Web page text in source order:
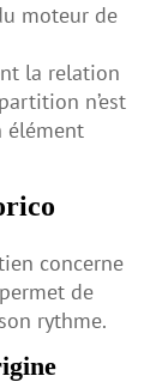
moteur de
la relation
n’est
élément
concerne
de
rythme.